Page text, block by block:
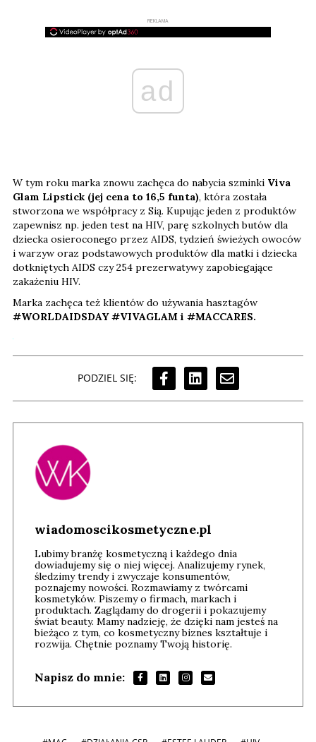
REKLAMA
ad
W tym roku marka znowu zachęca do nabycia szminki Viva
Glam Lipstick (jej cena to 16,5 funta), która została
stworzona we współpracy z Sią. Kupując jeden z produktów
zapewnisz np. jeden test na HIV, parę szkolnych butów dla
dziecka osieroconego przez AIDS, tydzień świeżych owoców
i warzyw oraz podstawowych produktów dla matki i dziecka
dotkniętych AIDS czy 254 prezerwatywy zapobiegające
zakażeniu HIV.
Marka zachęca też klientów do używania hasztagów
#WORLDAIDSDAY #VIVAGLAM i #MACCARES.
PODZIEL SIĘ:
wiadomoscikosmetyczne.pl
Lubimy branżę kosmetyczną i każdego dnia
dowiadujemy się o niej więcej. Analizujemy rynek,
śledzimy trendy i zwyczaje konsumentów,
poznajemy nowości. Rozmawiamy z twórcami
kosmetyków. Piszemy o firmach, markach i
produktach. Zaglądamy do drogerii i pokazujemy
świat beauty. Mamy nadzieję, że dzięki nam jesteś na
bieżąco z tym, co kosmetyczny biznes kształtuje i
rozwija. Chętnie poznamy Twoją historię.
Napisz do mnie: